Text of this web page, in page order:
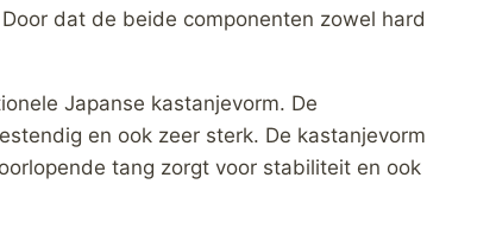
dat de beide componenten zowel hard
Japanse kastanjevorm. De
en ook zeer sterk. De kastanjevorm
tang zorgt voor stabiliteit en ook